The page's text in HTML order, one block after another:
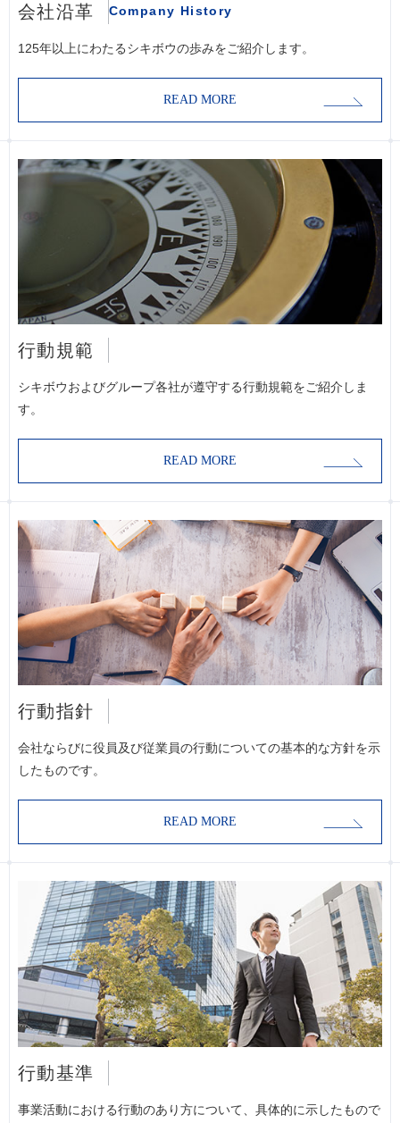
会社沿革 Company History
125年以上にわたるシキボウの歩みをご紹介します。
READ MORE
行動規範
シキボウおよびグループ各社が遵守する行動規範をご紹介しま
す。
READ MORE
行動指針
会社ならびに役員及び従業員の行動についての基本的な方針を示
したものです。
READ MORE
行動基準
事業活動における行動のあり方について、具体的に示したもので